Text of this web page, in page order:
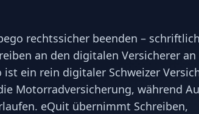
rechtssicher beenden –
an den digitalen Versicherer an
ein rein digitaler Schweizer
Motorradversicherung, während
eQuit übernimmt Schreiben,